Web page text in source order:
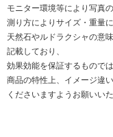
モニター環境等により写真
測り方によりサイズ・重量
天然石やルドラクシャの意
記載しており、
効果効能を保証するもので
商品の特性上、イメージ違
くださいますようお願いいた